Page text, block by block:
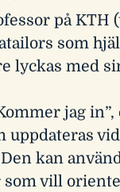
på KTH
som
lyckas med
jag
uppdateras
kan
som vill